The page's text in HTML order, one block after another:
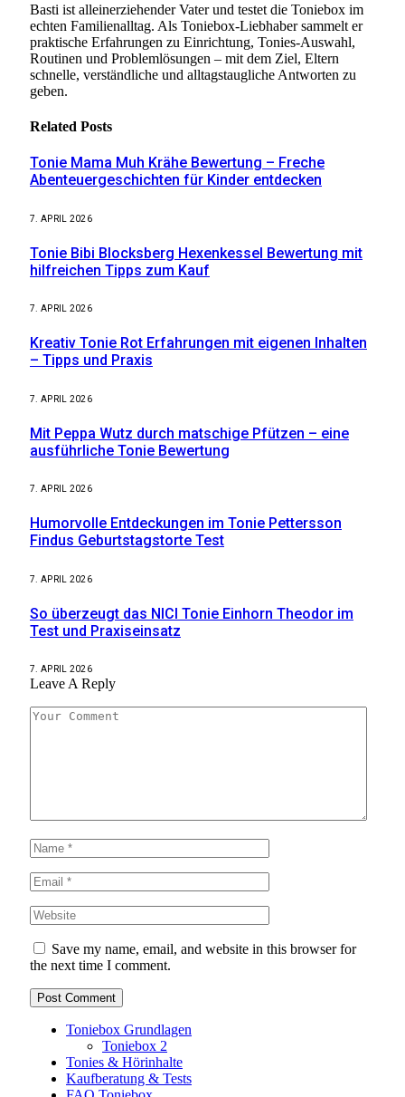
Basti ist alleinerziehender Vater und testet die Toniebox im
echten Familienalltag. Als Toniebox-Liebhaber sammelt er
praktische Erfahrungen zu Einrichtung, Tonies-Auswahl,
Routinen und Problemlösungen – mit dem Ziel, Eltern
schnelle, verständliche und alltagstaugliche Antworten zu
geben.
Related Posts
Tonie Mama Muh Krähe Bewertung – Freche
Abenteuergeschichten für Kinder entdecken
7. APRIL 2026
Tonie Bibi Blocksberg Hexenkessel Bewertung mit
hilfreichen Tipps zum Kauf
7. APRIL 2026
Kreativ Tonie Rot Erfahrungen mit eigenen Inhalten
– Tipps und Praxis
7. APRIL 2026
Mit Peppa Wutz durch matschige Pfützen – eine
ausführliche Tonie Bewertung
7. APRIL 2026
Humorvolle Entdeckungen im Tonie Pettersson
Findus Geburtstagstorte Test
7. APRIL 2026
So überzeugt das NICI Tonie Einhorn Theodor im
Test und Praxiseinsatz
7. APRIL 2026
Leave A Reply
Save my name, email, and website in this browser for
the next time I comment.
Toniebox Grundlagen
Toniebox 2
Tonies & Hörinhalte
Kaufberatung & Tests